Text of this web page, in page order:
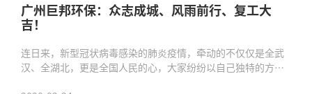
广州巨邦环保：众志成城、风雨前行、复工大
吉！
连日来，新型冠状病毒感染的肺炎疫情，牵动的不仅仅是全武
汉、全湖北，更是全国人民的心，大家纷纷以自己独特的方式